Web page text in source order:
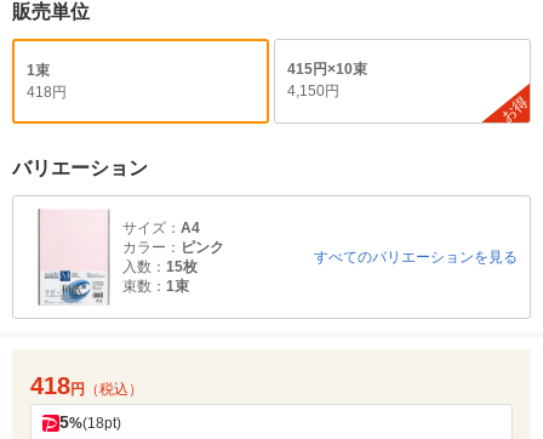
販売単位
1束
418円
415円×10束
4,150円
お得
バリエーション
サイズ： A4
カラー： ピンク
入数： 15枚
束数： 1束
すべてのバリエーションを見る
418円 （税込）
5%(18pt)